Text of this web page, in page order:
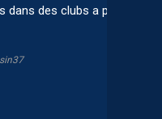
des clubs a plus